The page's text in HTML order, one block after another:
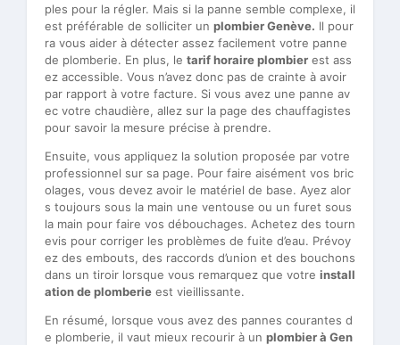
ples pour la régler. Mais si la panne semble complexe, il
est préférable de solliciter un plombier Genève. Il pour
ra vous aider à détecter assez facilement votre panne
de plomberie. En plus, le tarif horaire plombier est ass
ez accessible. Vous n’avez donc pas de crainte à avoir
par rapport à votre facture. Si vous avez une panne av
ec votre chaudière, allez sur la page des chauffagistes
pour savoir la mesure précise à prendre.
Ensuite, vous appliquez la solution proposée par votre
professionnel sur sa page. Pour faire aisément vos bric
olages, vous devez avoir le matériel de base. Ayez alor
s toujours sous la main une ventouse ou un furet sous
la main pour faire vos débouchages. Achetez des tourn
evis pour corriger les problèmes de fuite d’eau. Prévoy
ez des embouts, des raccords d’union et des bouchons
dans un tiroir lorsque vous remarquez que votre install
ation de plomberie est vieillissante.
En résumé, lorsque vous avez des pannes courantes d
e plomberie, il vaut mieux recourir à un plombier à Gen